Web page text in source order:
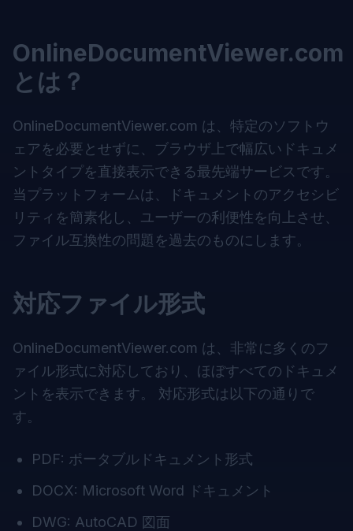
OnlineDocumentViewer.com
とは？
OnlineDocumentViewer.com は、特定のソフトウ
ェアを必要とせずに、ブラウザ上で幅広いドキュメ
ントタイプを直接表示できる最先端サービスです。
当プラットフォームは、ドキュメントのアクセシビ
リティを簡素化し、ユーザーの利便性を向上させ、
ファイル互換性の問題を過去のものにします。
対応ファイル形式
OnlineDocumentViewer.com は、非常に多くのフ
ァイル形式に対応しており、ほぼすべてのドキュメ
ントを表示できます。 対応形式は以下の通りで
す。
PDF: ポータブルドキュメント形式
DOCX: Microsoft Word ドキュメント
DWG: AutoCAD 図面